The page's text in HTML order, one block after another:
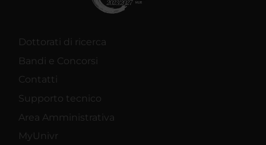
Dottorati di ricerca
Bandi e Concorsi
Contatti
Supporto tecnico
Area Amministrativa
MyUnivr